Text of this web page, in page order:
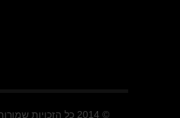
© 2014 כל הזכויות שמורות.